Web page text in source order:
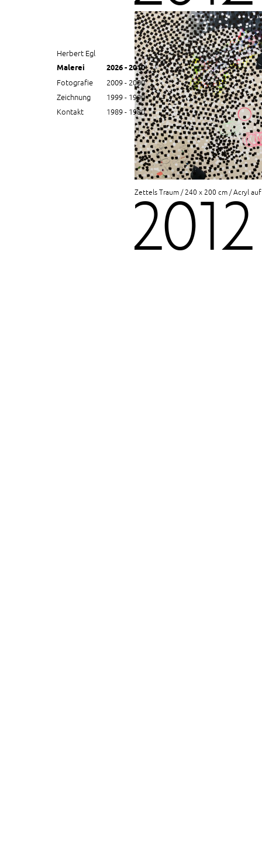
Zettels Traum / 240 x 200 cm / Acryl auf
2012
Herbert Egl
Malerei 2026 - 2010
2009 - 2000
1999 - 1990
1989 - 1980
Fotografie
Zeichnung
Kontakt